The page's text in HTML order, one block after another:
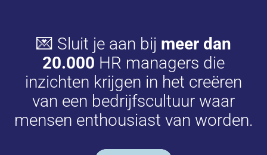
💌 Sluit je aan bij meer dan
20.000 HR managers die
inzichten krijgen in het creëren
van een bedrijfscultuur waar
mensen enthousiast van worden.